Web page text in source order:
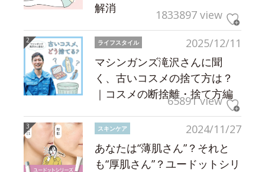
解消
1833897 view
2025/12/11
ライフスタイル
マシンガンズ滝沢さんに聞
く、古いコスメの捨て方は？
｜コスメの断捨離・捨て方編
65891 view
2024/11/27
スキンケア
あなたは“薄肌さん”？それと
も“厚肌さん”？ユードットシリ